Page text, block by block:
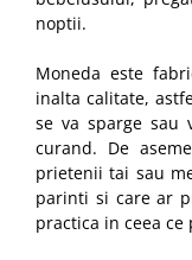
noptii.
Moneda este
inalta calitate,
se va sparge sau
curand. De
prietenii tai sau
parinti si care ar
practica in ceea